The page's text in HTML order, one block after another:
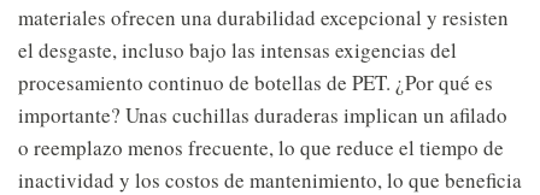
materiales ofrecen una durabilidad excepcional y resisten
el desgaste, incluso bajo las intensas exigencias del
procesamiento continuo de botellas de PET. ¿Por qué es
importante? Unas cuchillas duraderas implican un afilado
o reemplazo menos frecuente, lo que reduce el tiempo de
inactividad y los costos de mantenimiento, lo que beneficia